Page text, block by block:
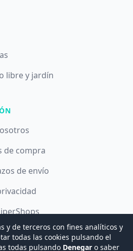
libre y jardín
de compra
de envío
y de terceros con fines analíticos y
todas las cookies pulsando el
todas pulsando Denegar o saber